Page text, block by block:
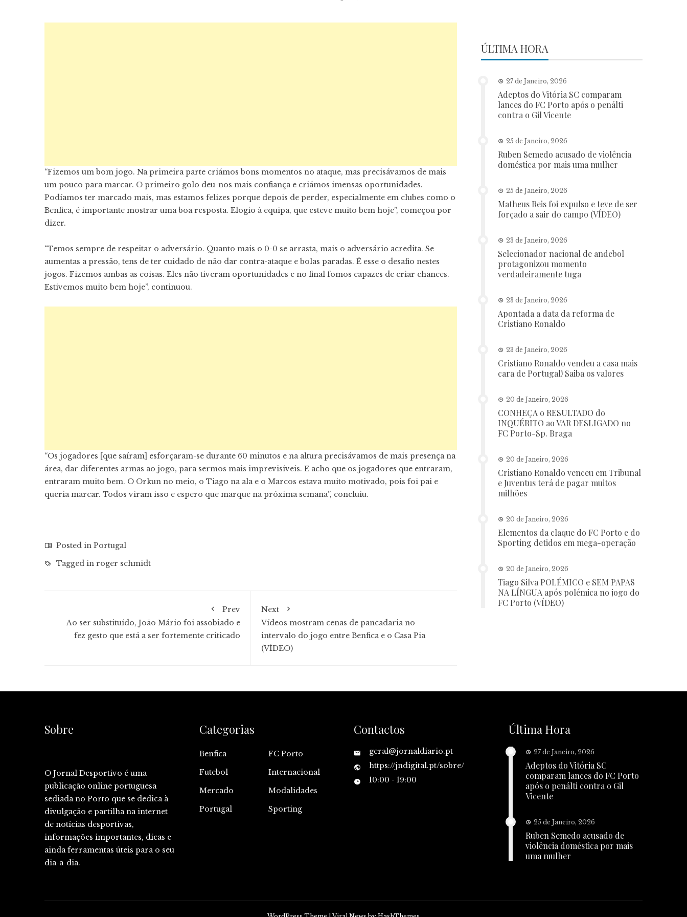
“Fizemos um bom jogo. Na primeira parte criámos bons momentos no ataque, mas precisávamos de mais
um pouco para marcar. O primeiro golo deu-nos mais confiança e criámos imensas oportunidades.
Podíamos ter marcado mais, mas estamos felizes porque depois de perder, especialmente em clubes como o
Benfica, é importante mostrar uma boa resposta. Elogio à equipa, que esteve muito bem hoje”, começou por
dizer.
“Temos sempre de respeitar o adversário. Quanto mais o 0-0 se arrasta, mais o adversário acredita. Se
aumentas a pressão, tens de ter cuidado de não dar contra-ataque e bolas paradas. É esse o desafio nestes
jogos. Fizemos ambas as coisas. Eles não tiveram oportunidades e no final fomos capazes de criar chances.
Estivemos muito bem hoje”, continuou.
“Os jogadores [que saíram] esforçaram-se durante 60 minutos e na altura precisávamos de mais presença na
área, dar diferentes armas ao jogo, para sermos mais imprevisíveis. E acho que os jogadores que entraram,
entraram muito bem. O Orkun no meio, o Tiago na ala e o Marcos estava muito motivado, pois foi pai e
queria marcar. Todos viram isso e espero que marque na próxima semana”, concluiu.
Posted in Portugal
Tagged in roger schmidt
Prev
Ao ser substituído, João Mário foi assobiado e
fez gesto que está a ser fortemente criticado
Next
Vídeos mostram cenas de pancadaria no
intervalo do jogo entre Benfica e o Casa Pia
(VÍDEO)
ÚLTIMA HORA
27 de Janeiro, 2026
Adeptos do Vitória SC comparam
lances do FC Porto após o penálti
contra o Gil Vicente
25 de Janeiro, 2026
Ruben Semedo acusado de violência
doméstica por mais uma mulher
25 de Janeiro, 2026
Matheus Reis foi expulso e teve de ser
forçado a sair do campo (VÍDEO)
23 de Janeiro, 2026
Selecionador nacional de andebol
protagonizou momento
verdadeiramente tuga
23 de Janeiro, 2026
Apontada a data da reforma de
Cristiano Ronaldo
23 de Janeiro, 2026
Cristiano Ronaldo vendeu a casa mais
cara de Portugal! Saiba os valores
20 de Janeiro, 2026
CONHEÇA o RESULTADO do
INQUÉRITO ao VAR DESLIGADO no
FC Porto-Sp. Braga
20 de Janeiro, 2026
Cristiano Ronaldo venceu em Tribunal
e Juventus terá de pagar muitos
milhões
20 de Janeiro, 2026
Elementos da claque do FC Porto e do
Sporting detidos em mega-operação
20 de Janeiro, 2026
Tiago Silva POLÉMICO e SEM PAPAS
NA LÍNGUA após polémica no jogo do
FC Porto (VÍDEO)
Sobre
O Jornal Desportivo é uma
publicação online portuguesa
sediada no Porto que se dedica à
divulgação e partilha na internet
de notícias desportivas,
informações importantes, dicas e
ainda ferramentas úteis para o seu
dia-a-dia.
Categorias
Benfica
FC Porto
Futebol
Internacional
Mercado
Modalidades
Portugal
Sporting
Contactos
geral@jornaldiario.pt
https://jndigital.pt/sobre/
10:00 - 19:00
Última Hora
27 de Janeiro, 2026
Adeptos do Vitória SC
comparam lances do FC Porto
após o penálti contra o Gil
Vicente
25 de Janeiro, 2026
Ruben Semedo acusado de
violência doméstica por mais
uma mulher